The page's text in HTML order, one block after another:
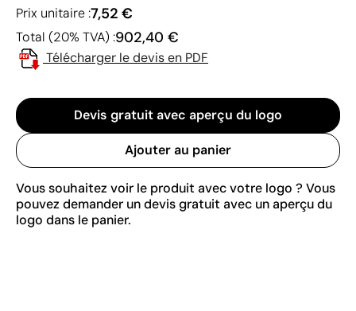
Prix unitaire :7,52 €
Total (20% TVA) :902,40 €
Télécharger le devis en PDF
Devis gratuit avec aperçu du logo
Ajouter au panier
Vous souhaitez voir le produit avec votre logo ? Vous
pouvez demander un devis gratuit avec un aperçu du
logo dans le panier.